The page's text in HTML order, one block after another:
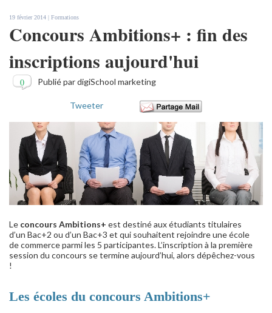
19 février 2014 | Formations
Concours Ambitions+ : fin des
inscriptions aujourd'hui
Publié par digiSchool marketing
0
Tweeter
Le concours Ambitions+ est destiné aux étudiants titulaires
d’un Bac+2 ou d’un Bac+3 et qui souhaitent rejoindre une école
de commerce parmi les 5 participantes. L’inscription à la première
session du concours se termine aujourd’hui, alors dépêchez-vous
!
Les écoles du concours Ambitions+